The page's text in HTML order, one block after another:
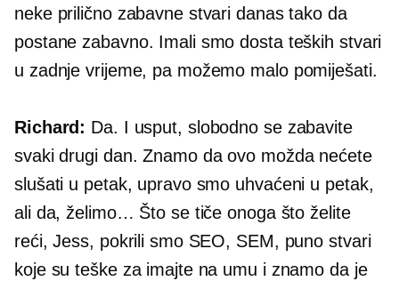
neke prilično zabavne stvari danas tako da
postane zabavno. Imali smo dosta teških stvari
u zadnje vrijeme, pa možemo malo pomiješati.
Richard: Da. I usput, slobodno se zabavite
svaki drugi dan. Znamo da ovo možda nećete
slušati u petak, upravo smo uhvaćeni u petak,
ali da, želimo… Što se tiče onoga što želite
reći, Jess, pokrili smo SEO, SEM, puno stvari
koje su teške za imajte na umu i znamo da je